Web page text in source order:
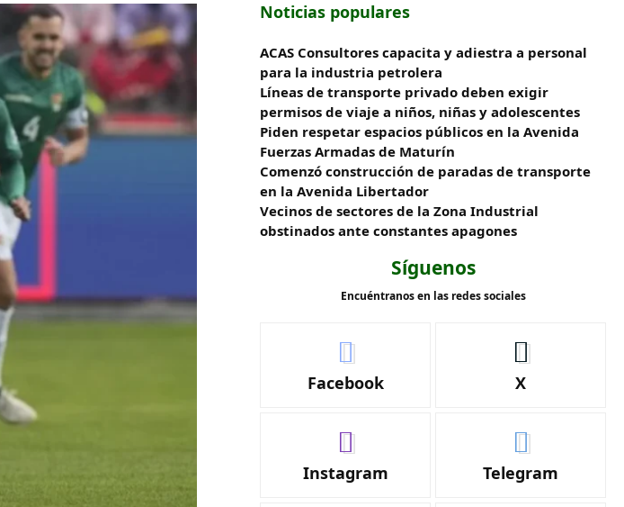
Noticias populares
ACAS Consultores capacita y adiestra a personal
para la industria petrolera
Líneas de transporte privado deben exigir
permisos de viaje a niños, niñas y adolescentes
Piden respetar espacios públicos en la Avenida
Fuerzas Armadas de Maturín
​Comenzó construcción de paradas de transporte
en la Avenida Libertador
Vecinos de sectores de la Zona Industrial
obstinados ante constantes apagones
Síguenos
Encuéntranos en las redes sociales
Facebook X
Instagram Telegram